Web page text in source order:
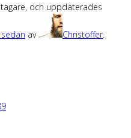
och uppdaterades
av Christoffer.